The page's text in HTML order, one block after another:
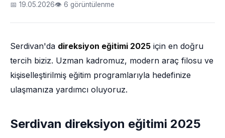
📅 19.05.2026👁 6 görüntülenme
Serdivan'da direksiyon eğitimi 2025 için en doğru
tercih biziz. Uzman kadromuz, modern araç filosu ve
kişiselleştirilmiş eğitim programlarıyla hedefinize
ulaşmanıza yardımcı oluyoruz.
Serdivan direksiyon eğitimi 2025